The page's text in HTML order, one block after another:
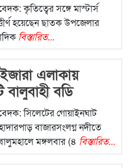
কৃতিত্বের সঙ্গে মাস্টার্স
হয়েছেন ছাতক উপজেলার
বিস্তারিত...
এলাকায়
বডি
সিলেটের গোয়াইনঘাট
বাজারসংলগ্ন নদীতে
মঙ্গলবার (৪ বিস্তারিত...